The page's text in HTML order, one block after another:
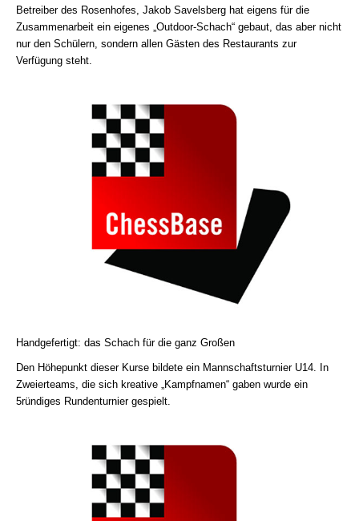
Betreiber des Rosenhofes, Jakob Savelsberg hat eigens für die
Zusammenarbeit ein eigenes „Outdoor-Schach“ gebaut, das aber nicht
nur den Schülern, sondern allen Gästen des Restaurants zur
Verfügung steht.
Handgefertigt: das Schach für die ganz Großen
Den Höhepunkt dieser Kurse bildete ein Mannschaftsturnier U14. In
Zweierteams, die sich kreative „Kampfnamen“ gaben wurde ein
5ründiges Rundenturnier gespielt.